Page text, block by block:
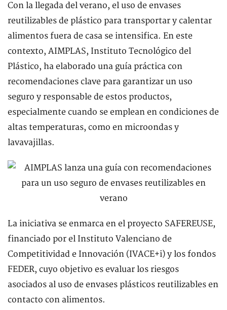
Con la llegada del verano, el uso de envases
reutilizables de plástico para transportar y calentar
alimentos fuera de casa se intensifica. En este
contexto, AIMPLAS, Instituto Tecnológico del
Plástico, ha elaborado una guía práctica con
recomendaciones clave para garantizar un uso
seguro y responsable de estos productos,
especialmente cuando se emplean en condiciones de
altas temperaturas, como en microondas y
lavavajillas.
La iniciativa se enmarca en el proyecto SAFEREUSE,
financiado por el Instituto Valenciano de
Competitividad e Innovación (IVACE+i) y los fondos
FEDER, cuyo objetivo es evaluar los riesgos
asociados al uso de envases plásticos reutilizables en
contacto con alimentos.